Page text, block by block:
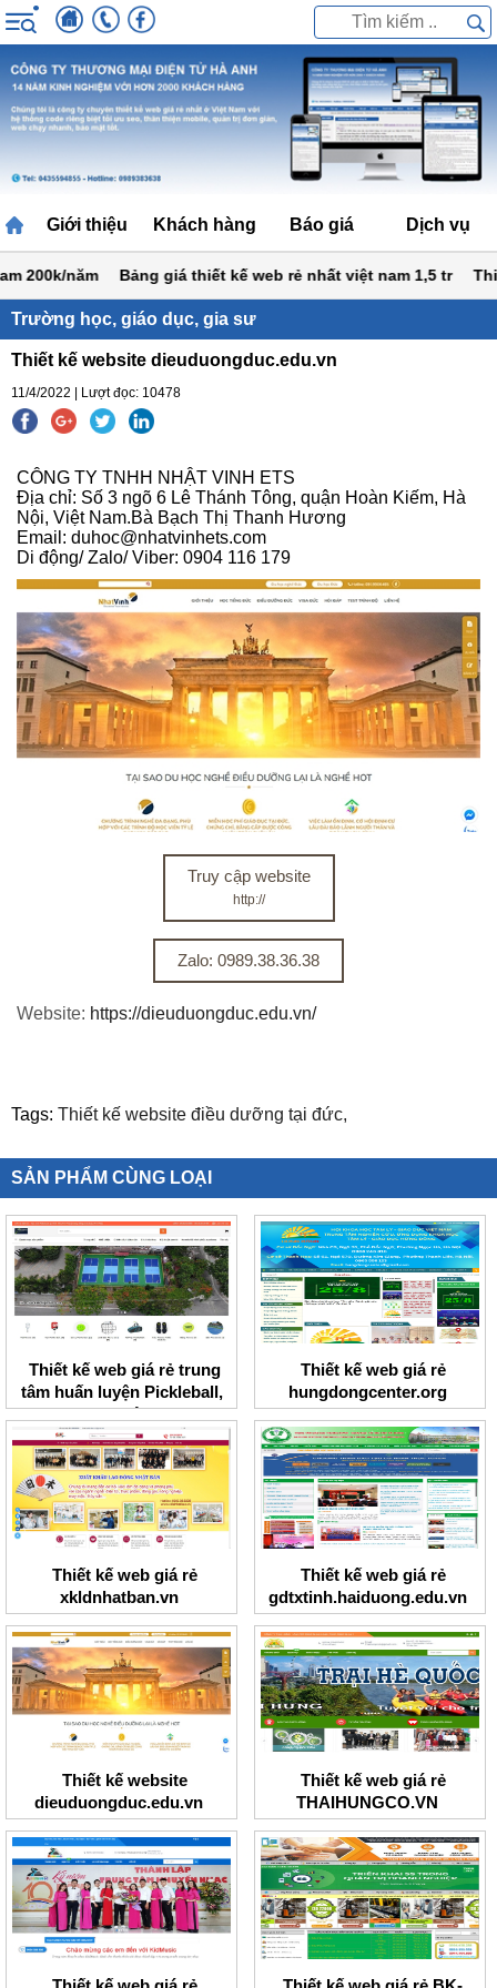
Giới thiệu Khách hàng Báo giá Dịch vụ
200k/năm Bảng giá thiết kế web rẻ nhất việt nam 1,5 tr Thiết
Trường học, giáo dục, gia sư
Thiết kế website dieuduongduc.edu.vn
11/4/2022 | Lượt đọc: 10478
CÔNG TY TNHH NHẬT VINH ETS
Địa chỉ: Số 3 ngõ 6 Lê Thánh Tông, quận Hoàn Kiếm, Hà
Nội, Việt Nam.Bà Bạch Thị Thanh Hương
Email: duhoc@nhatvinhets.com
Di động/ Zalo/ Viber: 0904 116 179
Truy cập website
http://
Zalo: 0989.38.36.38
Website: https://dieuduongduc.edu.vn/
Tags: Thiết kế website điều dưỡng tại đức,
SẢN PHẨM CÙNG LOẠI
Thiết kế web giá rẻ trung
tâm huấn luyện Pickleball,
Tennis I Việt Nam
Thiết kế web giá rẻ
hungdongcenter.org
Thiết kế web giá rẻ
xkldnhatban.vn
Thiết kế web giá rẻ
gdtxtinh.haiduong.edu.vn
Thiết kế website
dieuduongduc.edu.vn
Thiết kế web giá rẻ
THAIHUNGCO.VN